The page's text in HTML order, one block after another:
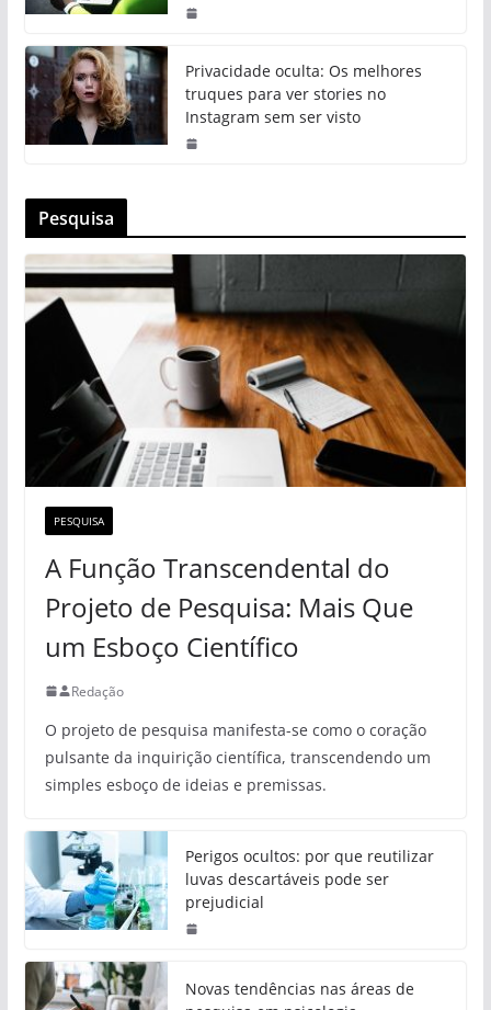
Privacidade oculta: Os melhores
truques para ver stories no
Instagram sem ser visto
Pesquisa
PESQUISA
A Função Transcendental do
Projeto de Pesquisa: Mais Que
um Esboço Científico
Redação
O projeto de pesquisa manifesta-se como o coração
pulsante da inquirição científica, transcendendo um
simples esboço de ideias e premissas.
Perigos ocultos: por que reutilizar
luvas descartáveis pode ser
prejudicial
Novas tendências nas áreas de